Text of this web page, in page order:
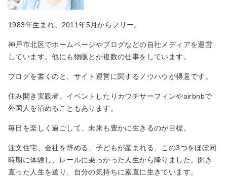
1983年生まれ。2011年5月からフリー。
神戸市北区でホームページやブログなどの自社メディアを運営
しています。他にも物販とか複数の仕事をしています。
ブログを書くのと、サイト運営に関するノウハウが得意です。
住み開き実践者。イベントしたりカウチサーフィンやairbnbで
外国人を泊めることもあります。
毎日を楽しく過ごして、未来も豊かに生きるのが目標。
注文住宅、会社を辞める、子どもが産まれる、この3つをほぼ同
時期に体験し、レールに乗っかった人生から降りました。開き
直った人生を送り、自分の気持ちに素直に生きています。